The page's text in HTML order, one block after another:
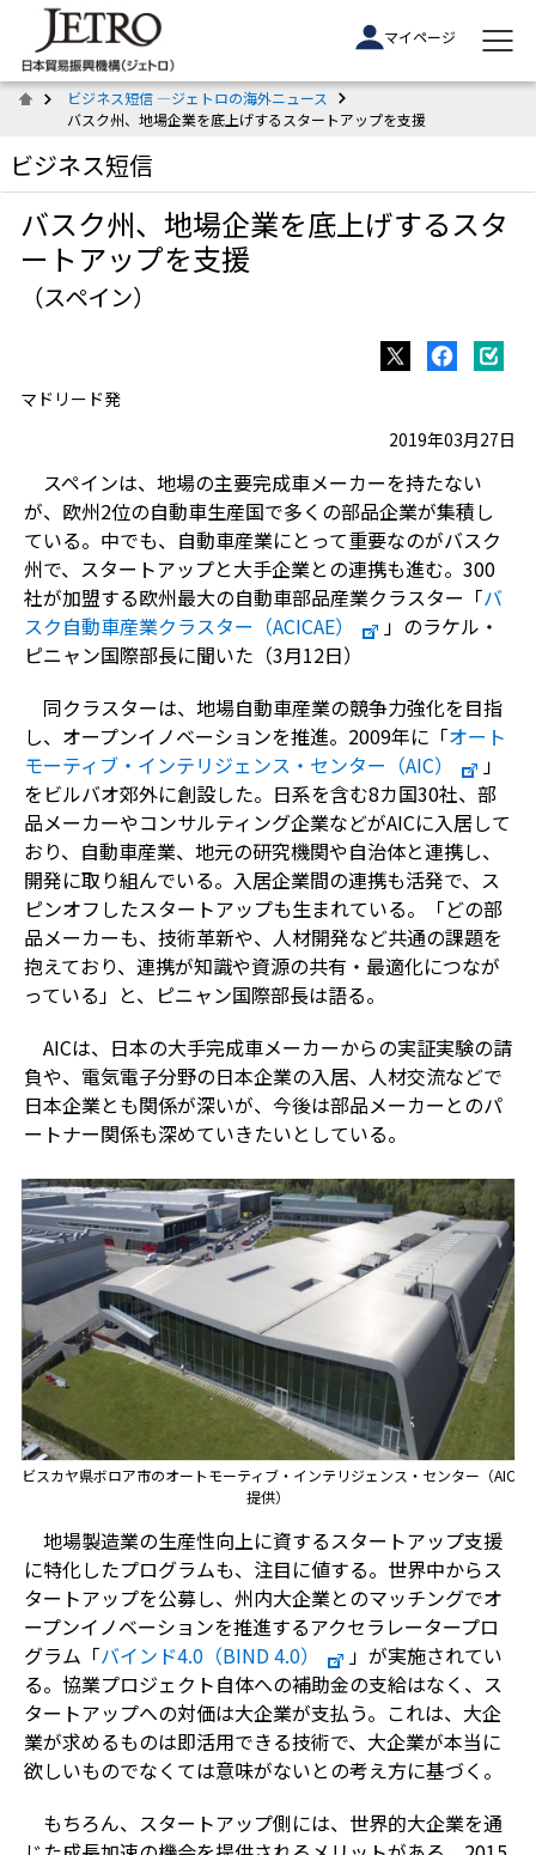
マイページ
ビジネス短信 ―ジェトロの海外ニュース
バスク州、地場企業を底上げするスタートアップを支援
ビジネス短信
バスク州、地場企業を底上げするスタ
ートアップを支援
（スペイン）
マドリード発
2019年03月27日
スペインは、地場の主要完成車メーカーを持たない
が、欧州2位の自動車生産国で多くの部品企業が集積し
ている。中でも、自動車産業にとって重要なのがバスク
州で、スタートアップと大手企業との連携も進む。300
社が加盟する欧州最大の自動車部品産業クラスター「バ
スク自動車産業クラスター（ACICAE）
」のラケル・
ピニャン国際部長に聞いた（3月12日）
同クラスターは、地場自動車産業の競争力強化を目指
し、オープンイノベーションを推進。2009年に「オート
モーティブ・インテリジェンス・センター（AIC）
」
をビルバオ郊外に創設した。日系を含む8カ国30社、部
品メーカーやコンサルティング企業などがAICに入居して
おり、自動車産業、地元の研究機関や自治体と連携し、
開発に取り組んでいる。入居企業間の連携も活発で、ス
ピンオフしたスタートアップも生まれている。「どの部
品メーカーも、技術革新や、人材開発など共通の課題を
抱えており、連携が知識や資源の共有・最適化につなが
っている」と、ピニャン国際部長は語る。
AICは、日本の大手完成車メーカーからの実証実験の請
負や、電気電子分野の日本企業の入居、人材交流などで
日本企業とも関係が深いが、今後は部品メーカーとのパ
ートナー関係も深めていきたいとしている。
ビスカヤ県ボロア市のオートモーティブ・インテリジェンス・センター（AIC
提供）
地場製造業の生産性向上に資するスタートアップ支援
に特化したプログラムも、注目に値する。世界中からス
タートアップを公募し、州内大企業とのマッチングでオ
ープンイノベーションを推進するアクセラレータープロ
グラム「バインド4.0（BIND 4.0）
」が実施されてい
る。協業プロジェクト自体への補助金の支給はなく、ス
タートアップへの対価は大企業が支払う。これは、大企
業が求めるものは即活用できる技術で、大企業が本当に
欲しいものでなくては意味がないとの考え方に基づく。
もちろん、スタートアップ側には、世界的大企業を通